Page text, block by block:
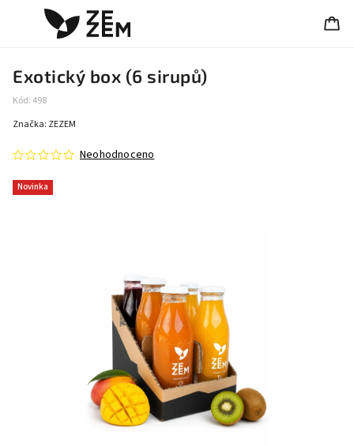
Exotický box (6 sirupů)
Kód:498
Novinka
Neohodnoceno
Značka: ZEZEM